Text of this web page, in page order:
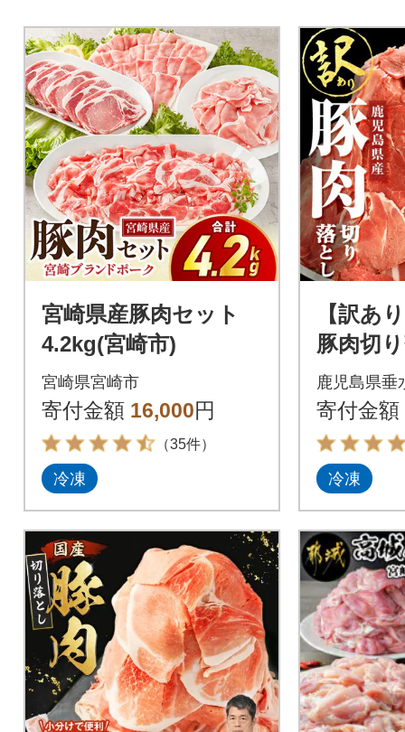
宮崎県産豚肉セット
4.2kg(宮崎市)
宮崎県宮崎市
寄付金額 16,000円
（35件）
冷凍
【訳あ
豚肉切
ト産業
鹿児島県垂
寄付金額
冷凍